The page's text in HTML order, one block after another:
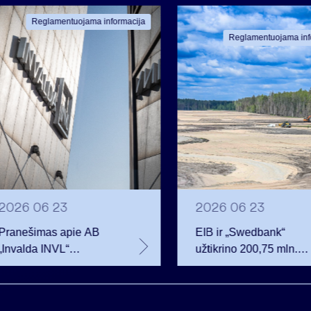
Reglamentuojama informacija
06 23
Pranešimas apie AB
INVL“
teisių
Reglamentuojama
2026 06 23
EIB ir „Swedbank“
užtikrino 200,75 mln.
eurų finansavimą
Rūdninkų karinio